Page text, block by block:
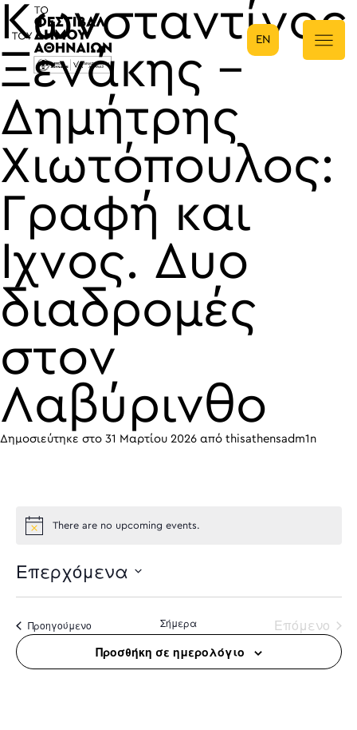
Κύρια πλοήγηση
EN
Κωνσταντίνος
Ξενάκης –
Δημήτρης
Χιωτόπουλος:
Γραφή και
Ίχνος. Δυο
διαδρομές
στον
Λαβύρινθο
Δημοσιεύτηκε στο 31 Μαρτίου 2026 από thisathensadm1n
There are no upcoming events.
Επερχόμενα
Προηγούμενο Σήμερα Επόμενο
Προσθήκη σε ημερολόγιο